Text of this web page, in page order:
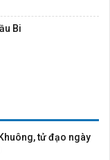
Bi
tử đạo ngày